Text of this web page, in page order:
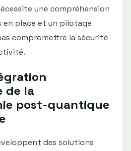
une compréhension
place et un pilotage
compromettre la sécurité
de la
post-quantique
des solutions